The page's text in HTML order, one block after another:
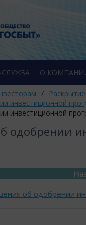
СЛУЖБА О
/
инвестиционной
инвестиционной
одобрении
об одобрении